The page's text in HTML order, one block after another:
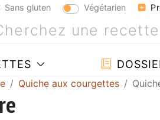
Sans gluten Végétarien
Quiche aux courgettes